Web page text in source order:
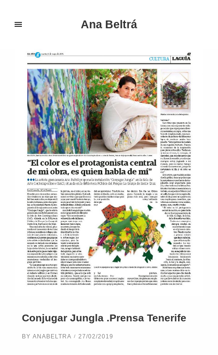
Ana Beltrá
Conjugar Jungla .Prensa Tenerife
BY ANABELTRA 27/02/2019